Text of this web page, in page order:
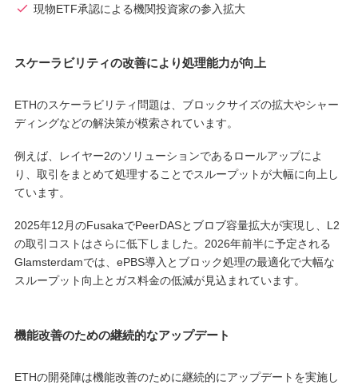
現物ETF承認による機関投資家の参入拡大
スケーラビリティの改善により処理能力が向上
ETHのスケーラビリティ問題は、ブロックサイズの拡大やシャー
ディングなどの解決策が模索されています。
例えば、レイヤー2のソリューションであるロールアップによ
り、取引をまとめて処理することでスループットが大幅に向上し
ています。
2025年12月のFusakaでPeerDASとブロブ容量拡大が実現し、L2
の取引コストはさらに低下しました。2026年前半に予定される
Glamsterdamでは、ePBS導入とブロック処理の最適化で大幅な
スループット向上とガス料金の低減が見込まれています。
機能改善のための継続的なアップデート
ETHの開発陣は機能改善のために継続的にアップデートを実施し